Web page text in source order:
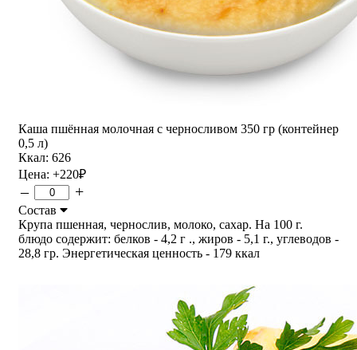
Каша пшённая молочная с черносливом 350 гр (контейнер
0,5 л)
Ккал: 626
Цена: +220₽
– +
Состав
Крупа пшенная, чернослив, молоко, сахар. На 100 г.
блюдо содержит: белков - 4,2 г ., жиров - 5,1 г., углеводов -
28,8 гр. Энергетическая ценность - 179 ккал